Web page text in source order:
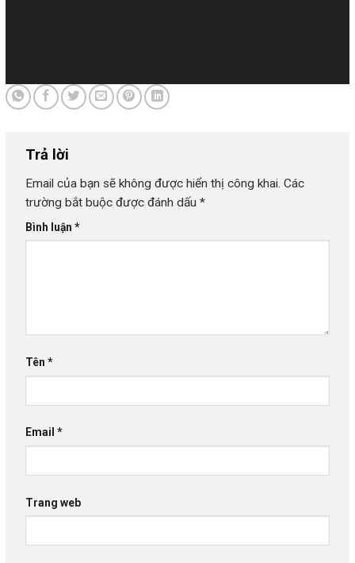
Trả lời
Email của bạn sẽ không được hiển thị công khai. Các
trường bắt buộc được đánh dấu *
Bình luận *
Tên *
Email *
Trang web